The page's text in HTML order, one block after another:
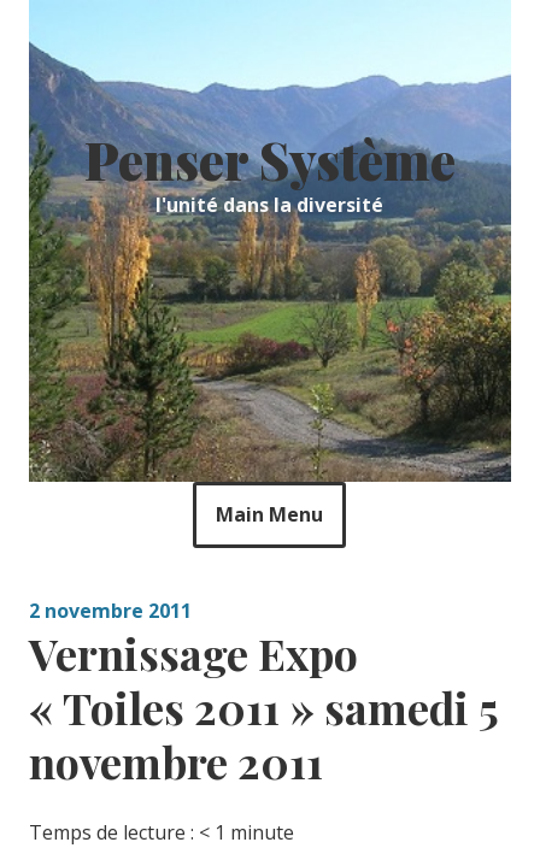
content
Penser Système
l'unité dans la diversité
Main Menu
2 novembre 2011
Vernissage Expo
« Toiles 2011 » samedi 5
novembre 2011
Temps de lecture : < 1 minute